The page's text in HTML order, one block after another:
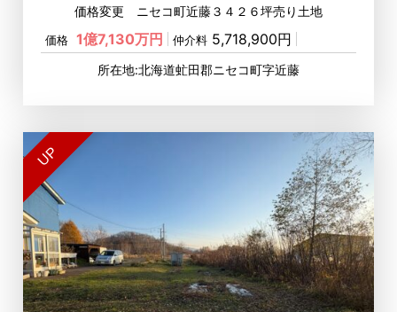
価格変更 ニセコ町近藤３４２６坪売り土地
価格 1億7,130万円 仲介料 5,718,900円
所在地:北海道虻田郡ニセコ町字近藤
UP